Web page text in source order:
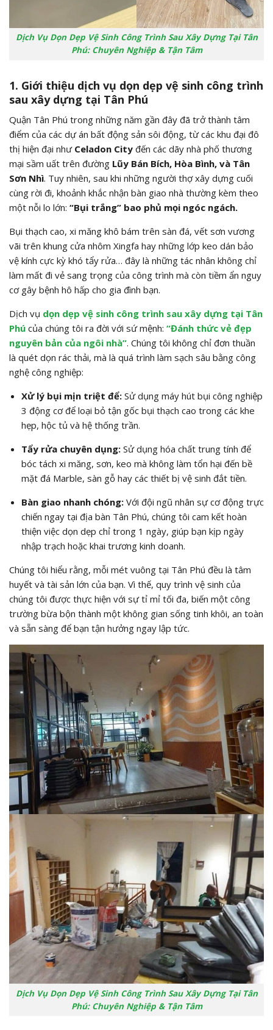
Dịch Vụ Dọn Dẹp Vệ Sinh Công Trình Sau Xây Dựng Tại Tân
Phú: Chuyên Nghiệp & Tận Tâm
1. Giới thiệu dịch vụ dọn dẹp vệ sinh công trình
sau xây dựng tại Tân Phú
Quận Tân Phú trong những năm gần đây đã trở thành tâm
điểm của các dự án bất động sản sôi động, từ các khu đại đô
thị hiện đại như Celadon City đến các dãy nhà phố thương
mại sầm uất trên đường Lũy Bán Bích, Hòa Bình, và Tân
Sơn Nhì. Tuy nhiên, sau khi những người thợ xây dựng cuối
cùng rời đi, khoảnh khắc nhận bàn giao nhà thường kèm theo
một nỗi lo lớn: “Bụi trắng” bao phủ mọi ngóc ngách.
Bụi thạch cao, xi măng khô bám trên sàn đá, vết sơn vương
vãi trên khung cửa nhôm Xingfa hay những lớp keo dán bảo
vệ kính cực kỳ khó tẩy rửa… đây là những tác nhân không chỉ
làm mất đi vẻ sang trọng của công trình mà còn tiềm ẩn nguy
cơ gây bệnh hô hấp cho gia đình bạn.
Dịch vụ dọn dẹp vệ sinh công trình sau xây dựng tại Tân
Phú của chúng tôi ra đời với sứ mệnh: “Đánh thức vẻ đẹp
nguyên bản của ngôi nhà”. Chúng tôi không chỉ đơn thuần
là quét dọn rác thải, mà là quá trình làm sạch sâu bằng công
nghệ công nghiệp:
Xử lý bụi mịn triệt để:Sử dụng máy hút bụi công nghiệp
3 động cơ để loại bỏ tận gốc bụi thạch cao trong các khe
hẹp, hộc tủ và hệ thống trần.
Tẩy rửa chuyên dụng:Sử dụng hóa chất trung tính để
bóc tách xi măng, sơn, keo mà không làm tổn hại đến bề
mặt đá Marble, sàn gỗ hay các thiết bị vệ sinh đắt tiền.
Bàn giao nhanh chóng:Với đội ngũ nhân sự cơ động trực
chiến ngay tại địa bàn Tân Phú, chúng tôi cam kết hoàn
thiện việc dọn dẹp chỉ trong 1 ngày, giúp bạn kịp ngày
nhập trạch hoặc khai trương kinh doanh.
Chúng tôi hiểu rằng, mỗi mét vuông tại Tân Phú đều là tâm
huyết và tài sản lớn của bạn. Vì thế, quy trình vệ sinh của
chúng tôi được thực hiện với sự tỉ mỉ tối đa, biến một công
trường bừa bộn thành một không gian sống tinh khôi, an toàn
và sẵn sàng để bạn tận hưởng ngay lập tức.
Dịch Vụ Dọn Dẹp Vệ Sinh Công Trình Sau Xây Dựng Tại Tân
Phú: Chuyên Nghiệp & Tận Tâm